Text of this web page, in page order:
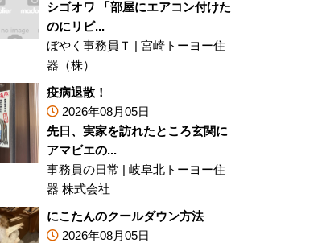
シゴオワ 「部屋にエアコン付けた
のにリビ...
ぼやく事務員Ｔ | 宮崎トーヨー住
器（株）
疫病退散！
2026年08月05日
先日、実家を訪れたところ玄関に
アマビエの...
事務員の日常 | 岐阜北トーヨー住
器 株式会社
にこたんのクールダウン方法
2026年08月05日